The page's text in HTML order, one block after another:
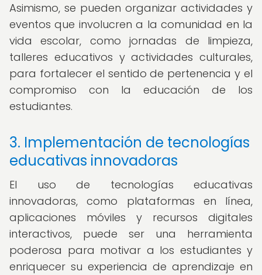
Asimismo, se pueden organizar actividades y
eventos que involucren a la comunidad en la
vida escolar, como jornadas de limpieza,
talleres educativos y actividades culturales,
para fortalecer el sentido de pertenencia y el
compromiso con la educación de los
estudiantes.
3. Implementación de tecnologías
educativas innovadoras
El uso de tecnologías educativas
innovadoras, como plataformas en línea,
aplicaciones móviles y recursos digitales
interactivos, puede ser una herramienta
poderosa para motivar a los estudiantes y
enriquecer su experiencia de aprendizaje en